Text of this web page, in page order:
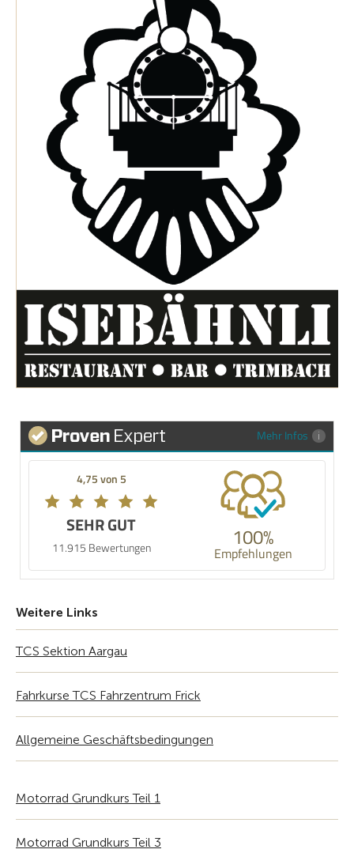
Mehr Infos
4,75 von 5
SEHR GUT
11.915 Bewertungen 100%
Empfehlungen
Weitere Links
TCS Sektion Aargau
Fahrkurse TCS Fahrzentrum Frick
Allgemeine Geschäftsbedingungen
Motorrad Grundkurs Teil 1
Motorrad Grundkurs Teil 3